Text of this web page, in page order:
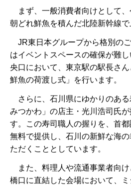
まず、一般消費者向けとして
朝どれ鮮魚を積んだ北陸新幹線で
JR東日本グループから格別の
はイベントスペースの確保が難
央口において、東京駅の駅長さ
鮮魚の荷渡し式」を行います。
さらに、石川県にゆかりのあ
みつかわ」の店主・光川浩司氏
す。この寿司職人の握りを、首
無料で提供し、石川の新鮮な海
ただくこととしています。
また、料理人や流通事業者向
橋口に直結した会場において、